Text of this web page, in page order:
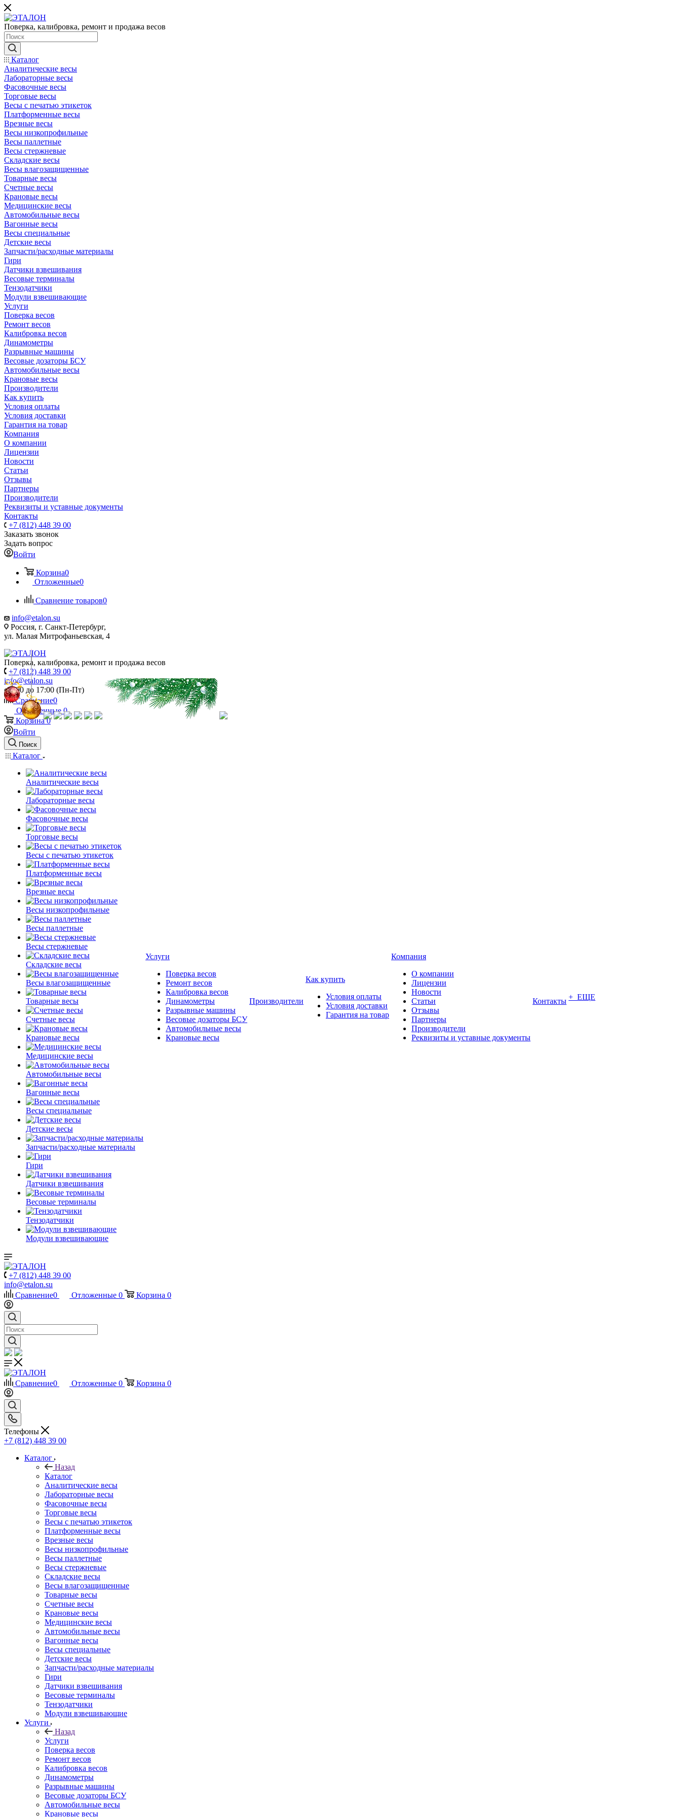
Поверка, калибровка, ремонт и продажа весов
Каталог
Аналитические весы
Лабораторные весы
Фасовочные весы
Торговые весы
Весы с печатью этикеток
Платформенные весы
Врезные весы
Весы низкопрофильные
Весы паллетные
Весы стержневые
Складские весы
Весы влагозащищенные
Товарные весы
Счетные весы
Крановые весы
Медицинские весы
Автомобильные весы
Вагонные весы
Весы специальные
Детские весы
Запчасти/расходные материалы
Гири
Датчики взвешивания
Весовые терминалы
Тензодатчики
Модули взвешивающие
Услуги
Поверка весов
Ремонт весов
Калибровка весов
Динамометры
Разрывные машины
Весовые дозаторы БСУ
Автомобильные весы
Крановые весы
Производители
Как купить
Условия оплаты
Условия доставки
Гарантия на товар
Компания
О компании
Лицензии
Новости
Статьи
Отзывы
Партнеры
Производители
Реквизиты и уставные документы
Контакты
+7 (812) 448 39 00
Заказать звонок
Задать вопрос
Войти
Корзина0
Отложенные0
Сравнение товаров0
info@etalon.su
Россия, г. Санкт-Петербург,
ул. Малая Митрофаньевская, 4
Поверка, калибровка, ремонт и продажа весов
+7 (812) 448 39 00
info@etalon.su
c 9:00 до 17:00 (Пн-Пт)
Сравнение0
Отложенные 0
Корзина 0
Войти
Поиск
Каталог
Аналитические весы
Лабораторные весы
Фасовочные весы
Торговые весы
Весы с печатью этикеток
Платформенные весы
Врезные весы
Весы низкопрофильные
Весы паллетные
Весы стержневые
Складские весы
Весы влагозащищенные
Товарные весы
Счетные весы
Крановые весы
Медицинские весы
Автомобильные весы
Вагонные весы
Весы специальные
Детские весы
Запчасти/расходные материалы
Гири
Датчики взвешивания
Весовые терминалы
Тензодатчики
Модули взвешивающие
Услуги
Поверка весов
Ремонт весов
Калибровка весов
Динамометры
Разрывные машины
Весовые дозаторы БСУ
Автомобильные весы
Крановые весы
Производители
Как купить
Условия оплаты
Условия доставки
Гарантия на товар
Компания
О компании
Лицензии
Новости
Статьи
Отзывы
Партнеры
Производители
Реквизиты и уставные документы
Контакты + ЕЩЕ
+7 (812) 448 39 00
info@etalon.su
Сравнение0 Отложенные 0 Корзина 0
Сравнение0 Отложенные 0 Корзина 0
Телефоны
+7 (812) 448 39 00
Каталог
Назад
Каталог
Аналитические весы
Лабораторные весы
Фасовочные весы
Торговые весы
Весы с печатью этикеток
Платформенные весы
Врезные весы
Весы низкопрофильные
Весы паллетные
Весы стержневые
Складские весы
Весы влагозащищенные
Товарные весы
Счетные весы
Крановые весы
Медицинские весы
Автомобильные весы
Вагонные весы
Весы специальные
Детские весы
Запчасти/расходные материалы
Гири
Датчики взвешивания
Весовые терминалы
Тензодатчики
Модули взвешивающие
Услуги
Назад
Услуги
Поверка весов
Ремонт весов
Калибровка весов
Динамометры
Разрывные машины
Весовые дозаторы БСУ
Автомобильные весы
Крановые весы